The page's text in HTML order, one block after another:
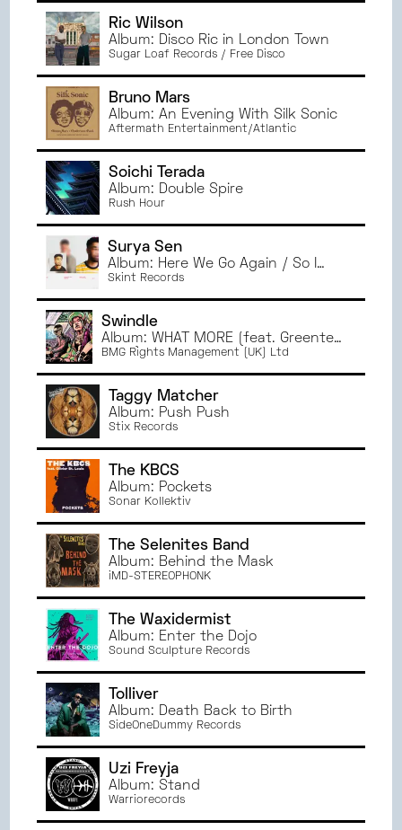
Ric Wilson
Album: Disco Ric in London Town
Sugar Loaf Records / Free Disco
Bruno Mars
Album: An Evening With Silk Sonic
Aftermath Entertainment/Atlantic
Soichi Terada
Album: Double Spire
Rush Hour
Surya Sen
Album: Here We Go Again / So I
Just
Skint Records
Swindle
Album: WHAT MORE (feat. Greentea
Peng)
BMG Rights Management (UK) Ltd
Taggy Matcher
Album: Push Push
Stix Records
The KBCS
Album: Pockets
Sonar Kollektiv
The Selenites Band
Album: Behind the Mask
iMD-STEREOPHONK
The Waxidermist
Album: Enter the Dojo
Sound Sculpture Records
Tolliver
Album: Death Back to Birth
SideOneDummy Records
Uzi Freyja
Album: Stand
Warriorecords